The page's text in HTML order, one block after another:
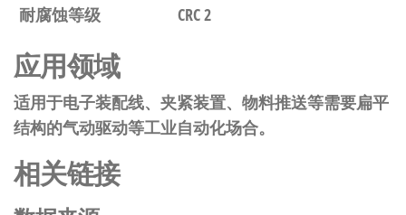
耐腐蚀等级
CRC 2
应用领域
适用于电子装配线、夹紧装置、物料推送等需要扁平
结构的气动驱动等工业自动化场合。
相关链接